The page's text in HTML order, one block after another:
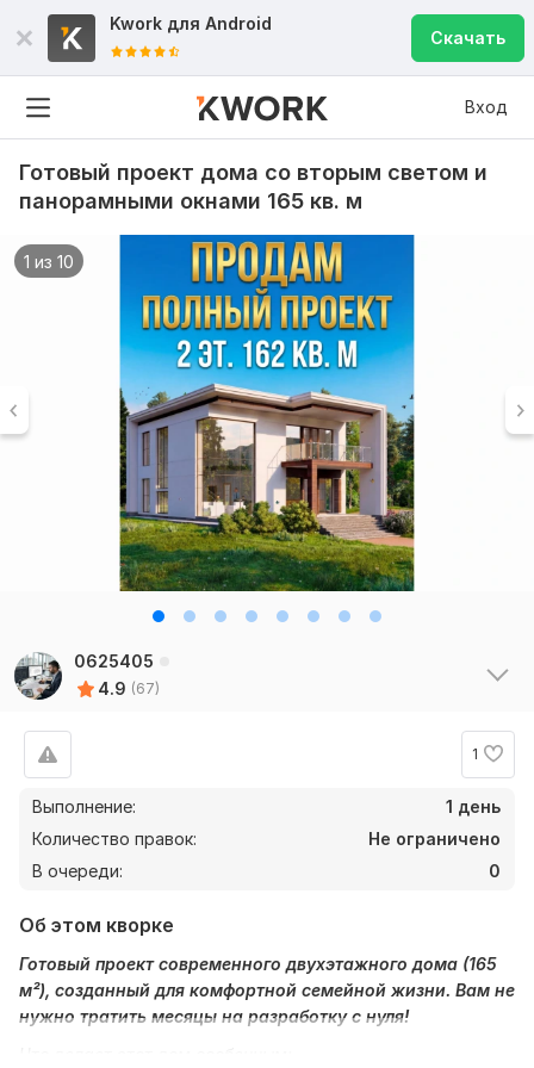
Kwork для Android
Скачать
Вход
Готовый проект дома со вторым светом и
панорамными окнами 165 кв. м
1 из 10
0625405
4.9 (67)
1
Выполнение:
1 день
Количество правок:
Не ограничено
В очереди:
0
Об этом кворке
Готовый проект современного двухэтажного дома (165
м²), созданный для комфортной семейной жизни. Вам не
нужно тратить месяцы на разработку с нуля!